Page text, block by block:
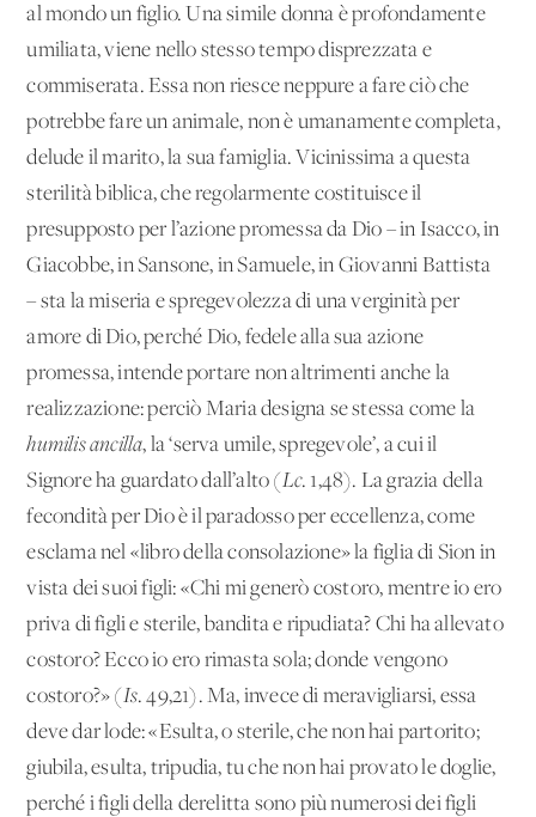
al mondo un figlio. Una simile donna è profondamente
umiliata, viene nello stesso tempo disprezzata e
commiserata. Essa non riesce neppure a fare ciò che
potrebbe fare un animale, non è umanamente completa,
delude il marito, la sua famiglia. Vicinissima a questa
sterilità biblica, che regolarmente costituisce il
presupposto per l’azione promessa da Dio – in Isacco, in
Giacobbe, in Sansone, in Samuele, in Giovanni Battista
– sta la miseria e spregevolezza di una verginità per
amore di Dio, perché Dio, fedele alla sua azione
promessa, intende portare non altrimenti anche la
realizzazione: perciò Maria designa se stessa come la
humilis ancilla, la ‘serva umile, spregevole’, a cui il
Signore ha guardato dall’alto (Lc. 1,48). La grazia della
fecondità per Dio è il paradosso per eccellenza, come
esclama nel «libro della consolazione» la figlia di Sion in
vista dei suoi figli: «Chi mi generò costoro, mentre io ero
priva di figli e sterile, bandita e ripudiata? Chi ha allevato
costoro? Ecco io ero rimasta sola; donde vengono
costoro?» (Is. 49,21). Ma, invece di meravigliarsi, essa
deve dar lode: «Esulta, o sterile, che non hai partorito;
giubila, esulta, tripudia, tu che non hai provato le doglie,
perché i figli della derelitta sono più numerosi dei figli